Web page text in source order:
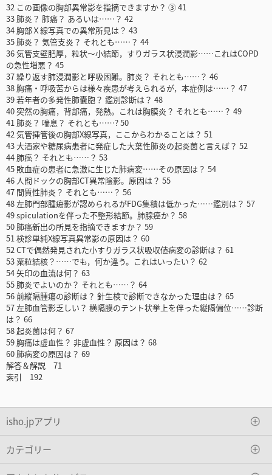
32 この画像の胸部異常影を指摘できますか？ ③ 41
33 肺炎？ 肺癌？ あるいは……？ 42
34 胸部Ｘ線写真での異常所見は？ 43
35 肺炎？ 気管支炎？ それとも……？ 44
36 気管支壁肥厚，粒状～小結節，すりガラス状浸潤影……これはCOPD
の急性増悪？ 45
37 繰り返す肺浸潤影と呼吸困難。肺炎？ それとも……？ 46
38 胸痛・呼吸苦からは様々疾患が考えられるが，本症例は……？ 47
39 若年者の多発性肺囊胞？ 鑑別診断は？ 48
40 突然の胸痛，背部痛，発熱。これは胸膜炎？ それとも……？ 49
41 肺炎？ 喘息？ それとも……? 50
42 気管挿管後の胸部X線写真，ここからわかることは？ 51
43 大酒家や糖尿病患者に発症した大葉性肺炎の起炎菌と言えば？ 52
44 肺癌？ それとも……？ 53
45 敗血症の患者に急激に生じた肺病変……その原因は？ 54
46 人間ドックの胸部CT異常陰影。原因は？ 55
47 間質性肺炎？ それとも……？ 56
48 左肺門部腫瘍影が認められるがFDG集積は低かった……鑑別は？ 57
49 spiculationを伴った不整形結節。肺腺癌か？ 58
50 肺癌新出の所見を指摘できますか？ 59
51 検診単純X線写真異常影の原因は？ 60
52 CTで偶然発見された小すりガラス状吸収値病変の診断は？ 61
53 粟粒結核？……でも，何か違う。これはいったい？ 62
54 矢印の血流は何？ 63
55 肺炎でよいのか？ それとも……？ 64
56 前縦隔腫瘍の診断は？ 針生検で診断できなかった理由は？ 65
57 左肺血管影乏しい？ 横隔膜のテント状挙上を伴った縦隔偏位……診断
は？ 66
58 起炎菌は何？ 67
59 胸痛は虚血性？ 非虚血性？ 原因は？ 68
60 肺病変の原因は？ 69
解答＆解説 71
索引 192
isho.jpアプリ
カテゴリー